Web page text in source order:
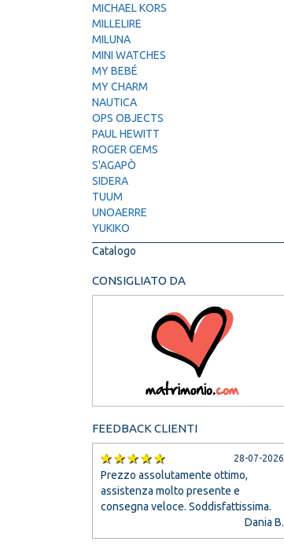
MICHAEL KORS
MILLELIRE
MILUNA
MINI WATCHES
MY BEBÉ
MY CHARM
NAUTICA
OPS OBJECTS
PAUL HEWITT
ROGER GEMS
S'AGAPÒ
SIDERA
TUUM
UNOAERRE
YUKIKO
Catalogo
CONSIGLIATO DA
FEEDBACK CLIENTI
28-07-2026
Prezzo assolutamente ottimo,
assistenza molto presente e
consegna veloce. Soddisfattissima.
Dania B.